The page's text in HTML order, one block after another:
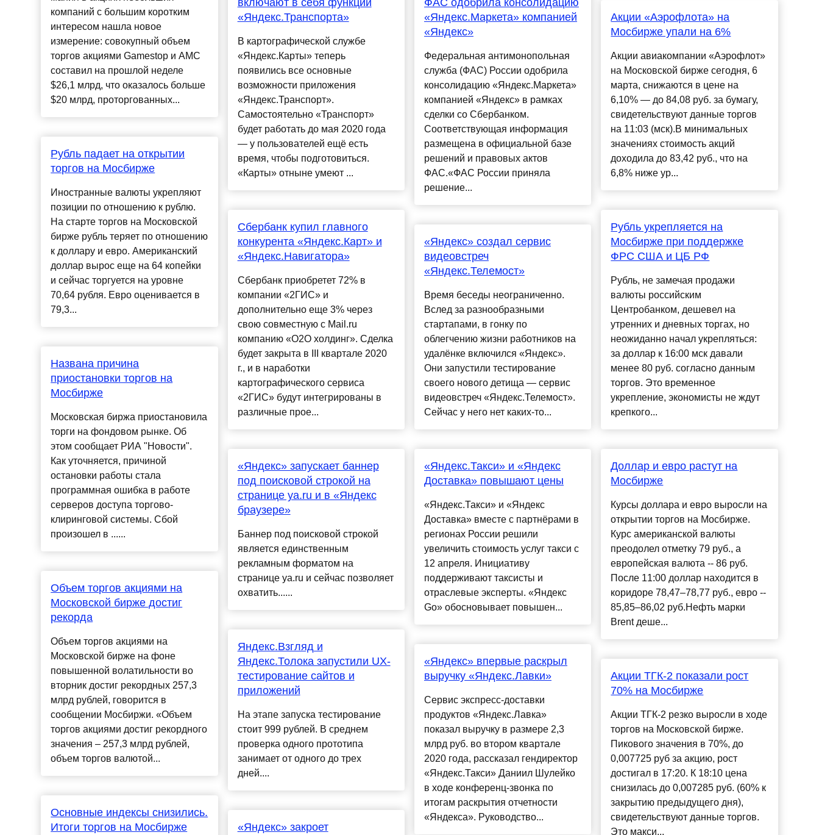
компаний с большим коротким
интересом нашла новое
измерение: совокупный объем
торгов акциями Gamestop и AMC
составил на прошлой неделе
$26,1 млрд, что оказалось больше
$20 млрд, проторгованных...
Рубль падает на открытии
торгов на Мосбирже
Иностранные валюты укрепляют
позиции по отношению к рублю.
На старте торгов на Московской
бирже рубль теряет по отношению
к доллару и евро. Американский
доллар вырос еще на 64 копейки
и сейчас торгуется на уровне
70,64 рубля. Евро оценивается в
79,3...
Названа причина
приостановки торгов на
Мосбирже
Московская биржа приостановила
торги на фондовом рынке. Об
этом сообщает РИА "Новости".
Как уточняется, причиной
остановки работы стала
программная ошибка в работе
серверов доступа торгово-
клиринговой системы. Сбой
произошел в ......
Объем торгов акциями на
Московской бирже достиг
рекорда
Объем торгов акциями на
Московской бирже на фоне
повышенной волатильности во
вторник достиг рекордных 257,3
млрд рублей, говорится в
сообщении Мосбиржи. «Объем
торгов акциями достиг рекордного
значения – 257,3 млрд рублей,
объем торгов валютой...
Основные индексы снизились.
Итоги торгов на Мосбирже
включают в себя функции
«Яндекс.Транспорта»
В картографической службе
«Яндекс.Карты» теперь
появились все основные
возможности приложения
«Яндекс.Транспорт».
Самостоятельно «Транспорт»
будет работать до мая 2020 года
— у пользователей ещё есть
время, чтобы подготовиться.
«Карты» отныне умеют ...
Сбербанк купил главного
конкурента «Яндекс.Карт» и
«Яндекс.Навигатора»
Сбербанк приобретет 72% в
компании «2ГИС» и
дополнительно еще 3% через
свою совместную с Mail.ru
компанию «О2О холдинг». Сделка
будет закрыта в III квартале 2020
г., и в наработки
картографического сервиса
«2ГИС» будут интегрированы в
различные прое...
«Яндекс» запускает баннер
под поисковой строкой на
странице ya.ru и в «Яндекс
браузере»
Баннер под поисковой строкой
является единственным
рекламным форматом на
странице ya.ru и сейчас позволяет
охватить......
Яндекс.Взгляд и
Яндекс.Толока запустили UX-
тестирование сайтов и
приложений
На этапе запуска тестирование
стоит 999 рублей. В среднем
проверка одного прототипа
занимает от одного до трех
дней....
«Яндекс» закроет
​ФАС одобрила консолидацию
«Яндекс.Маркета» компанией
«Яндекс»
Федеральная антимонопольная
служба (ФАС) России одобрила
консолидацию «Яндекс.Маркета»
компанией «Яндекс» в рамках
сделки со Сбербанком.
Соответствующая информация
размещена в официальной базе
решений и правовых актов
ФАС.«ФАС России приняла
решение...
«Яндекс» создал сервис
видеовстреч
«Яндекс.Телемост»
Время беседы неограниченно.
Вслед за разнообразными
стартапами, в гонку по
облегчению жизни работников на
удалёнке включился «Яндекс».
Они запустили тестирование
своего нового детища — сервис
видеовстреч «Яндекс.Телемост».
Сейчас у него нет каких-то...
«Яндекс.Такси» и «Яндекс
Доставка» повышают цены
«Яндекс.Такси» и «Яндекс
Доставка» вместе с партнёрами в
регионах России решили
увеличить стоимость услуг такси с
12 апреля. Инициативу
поддерживают таксисты и
отраслевые эксперты. «Яндекс
Go» обосновывает повышен...
«Яндекс» впервые раскрыл
выручку «Яндекс.Лавки»
Сервис экспресс-доставки
продуктов «Яндекс.Лавка»
показал выручку в размере 2,3
млрд руб. во втором квартале
2020 года, рассказал гендиректор
«Яндекс.Такси» Даниил Шулейко
в ходе конференц-звонка по
итогам раскрытия отчетности
«Яндекса». Руководство...
Акции «Аэрофлота» на
Мосбирже упали на 6%
Акции авиакомпании «Аэрофлот»
на Московской бирже сегодня, 6
марта, снижаются в цене на
6,10% — до 84,08 руб. за бумагу,
свидетельствуют данные торгов
на 11:03 (мск).В минимальных
значениях стоимость акций
доходила до 83,42 руб., что на
6,8% ниже ур...
Рубль укрепляется на
Мосбирже при поддержке
ФРС США и ЦБ РФ
Рубль, не замечая продажи
валюты российским
Центробанком, дешевел на
утренних и дневных торгах, но
неожиданно начал укрепляться:
за доллар к 16:00 мск давали
менее 80 руб. согласно данным
торгов. Это временное
укрепление, экономисты не ждут
крепкого...
Доллар и евро растут на
Мосбирже
Курсы доллара и евро выросли на
открытии торгов на Мосбирже.
Курс американской валюты
преодолел отметку 79 руб., а
европейская валюта -- 86 руб.
После 11:00 доллар находится в
коридоре 78,47–78,77 руб., евро --
85,85–86,02 руб.Нефть марки
Brent деше...
Акции ТГК-2 показали рост
70% на Мосбирже
Акции ТГК-2 резко выросли в ходе
торгов на Московской бирже.
Пикового значения в 70%, до
0,007725 руб за акцию, рост
достигал в 17:20. К 18:10 цена
снизилась до 0,007285 руб. (60% к
закрытию предыдущего дня),
свидетельствуют данные торгов.
Это макси...